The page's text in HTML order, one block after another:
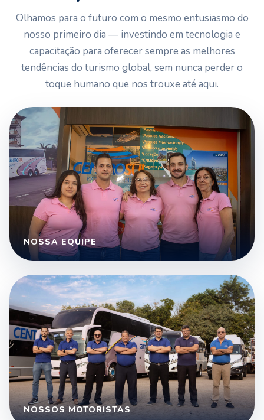
Olhamos para o futuro com o mesmo entusiasmo do
nosso primeiro dia — investindo em tecnologia e
capacitação para oferecer sempre as melhores
tendências do turismo global, sem nunca perder o
toque humano que nos trouxe até aqui.
NOSSA EQUIPE
NOSSOS MOTORISTAS